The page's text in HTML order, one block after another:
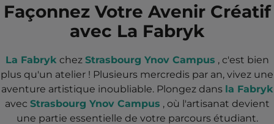
Façonnez Votre Avenir Créatif
avec La Fabryk
La Fabrykchez Strasbourg Ynov Campus , c'est bien
plus qu'un atelier ! Plusieurs mercredis par an, vivez une
aventure artistique inoubliable. Plongez dans la Fabryk
avec Strasbourg Ynov Campus , où l'artisanat devient
une partie essentielle de votre parcours étudiant.